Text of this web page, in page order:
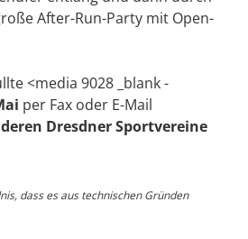
After-Run-Party mit Open-
<media 9028 _blank -
per Fax oder E-Mail
Dresdner Sportvereine
dass es aus technischen Gründen